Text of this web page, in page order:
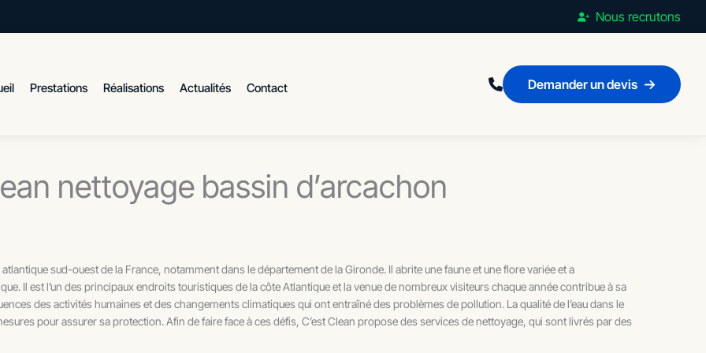
Nous recrutons
Prestations Réalisations Actualités Contact Demander un devis
nettoyage bassin d’arcachon
sud-ouest de la France, notamment dans le département de la Gironde. Il abrite une faune et une flore variée et a
Il est l’un des principaux endroits touristiques de la côte Atlantique et la venue de nombreux visiteurs chaque année contribue à sa
des activités humaines et des changements climatiques qui ont entraîné des problèmes de pollution. La qualité de l’eau dans le
pour assurer sa protection. Afin de faire face à ces défis, C’est Clean propose des services de nettoyage, qui sont livrés par des